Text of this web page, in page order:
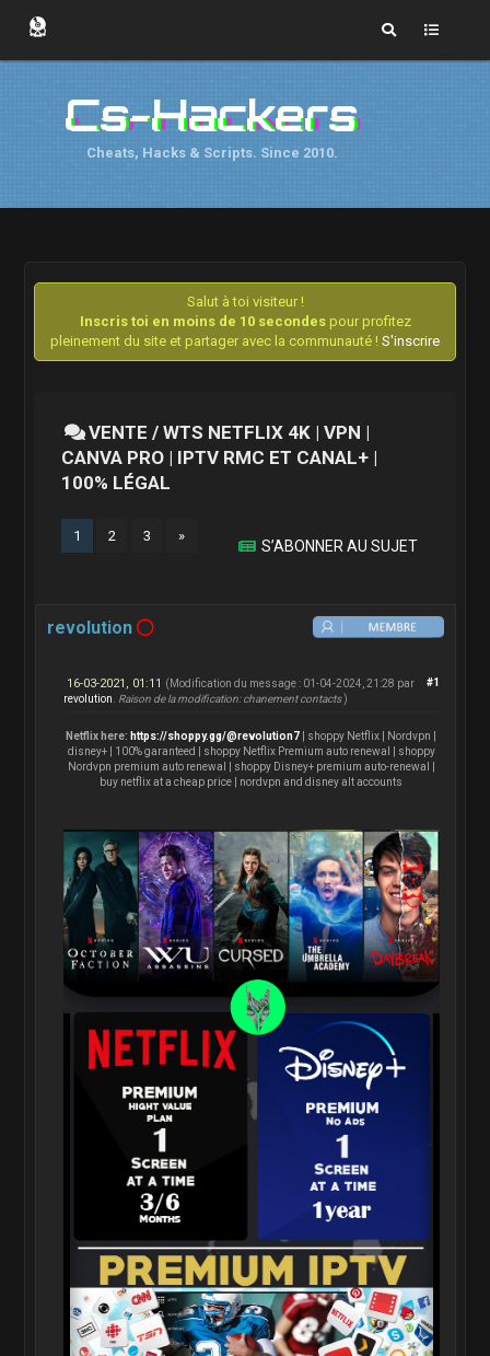
Cs-Hackers
Cheats, Hacks & Scripts. Since 2010.
Salut à toi visiteur !
Inscris toi en moins de 10 secondespour profitez
pleinement du site et partager avec la communauté ! S'inscrire
VENTE / WTS NETFLIX 4K | VPN |
CANVA PRO | IPTV RMC ET CANAL+ |
100% LÉGAL
1 2 3 »
S’ABONNER AU SUJET
revolution
#1
16-03-2021, 01:11 (Modification du message : 01-04-2024, 21:28 par
revolution
Raison de la modification: chanement contacts )
Netflix here: https://shoppy.gg/@revolution7
| shoppy Netflix | Nordvpn |
disney+ | 100% garanteed | shoppy Netflix Premium auto renewal | shoppy
Nordvpn premium auto renewal | shoppy Disney+ premium auto-renewal |
buy netflix at a cheap price | nordvpn and disney alt accounts